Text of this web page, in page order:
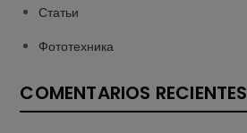
Статьи
Фототехника
COMENTARIOS RECIENTES